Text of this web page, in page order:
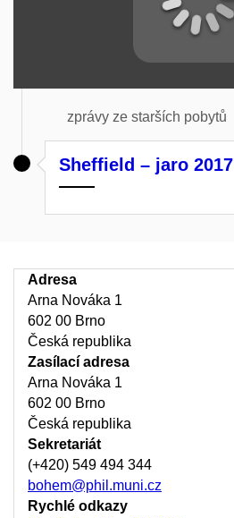
zprávy ze starších pobytů
Sheffield – jaro 2017
Adresa
Arna Nováka 1
602 00 Brno
Česká republika
Zasílací adresa
Arna Nováka 1
602 00 Brno
Česká republika
Sekretariát
(+420) 549 494 344
bohem@phil.muni.cz
Rychlé odkazy